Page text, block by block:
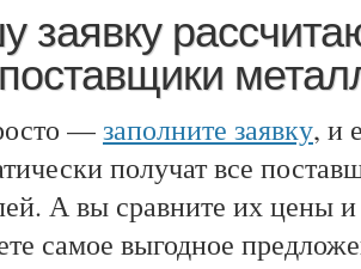
заявку
—заполните заявку, и
получат все
А вы сравните их цены и
самое выгодное